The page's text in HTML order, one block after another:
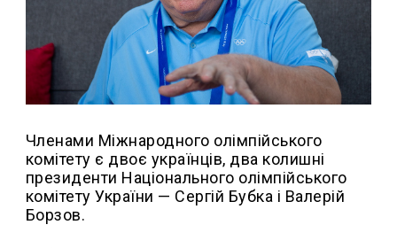
Членами Міжнародного олімпійського
комітету є двоє українців, два колишні
президенти Національного олімпійського
комітету України — Сергій Бубка і Валерій
Борзов.